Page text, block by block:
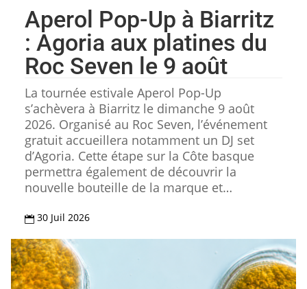
Aperol Pop-Up à Biarritz
: Agoria aux platines du
Roc Seven le 9 août
La tournée estivale Aperol Pop-Up
s’achèvera à Biarritz le dimanche 9 août
2026. Organisé au Roc Seven, l’événement
gratuit accueillera notamment un DJ set
d’Agoria. Cette étape sur la Côte basque
permettra également de découvrir la
nouvelle bouteille de la marque et…
 30 Juil 2026